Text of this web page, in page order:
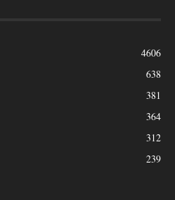
4606
638
381
364
312
239